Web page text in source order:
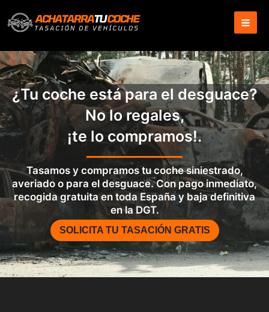
contenido
¿Tu coche está para el desguace?
No lo regales,
¡te lo compramos!.
Tasamos y compramos tu coche siniestrado,
averiado o para el desguace. Con pago inmediato,
recogida gratuita en toda España y baja definitiva
en la DGT.
SOLICITA TU TASACIÓN GRATIS